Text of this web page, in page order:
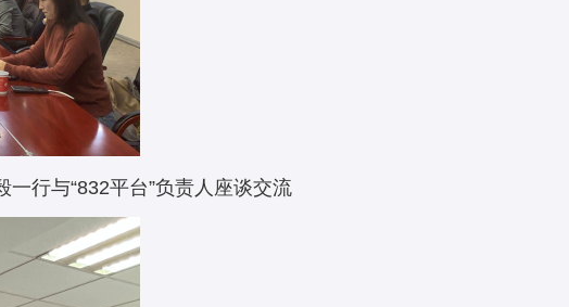
行与“832平台”负责人座谈交流